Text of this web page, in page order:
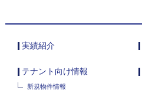
実績紹介
テナント向け情報
新規物件情報